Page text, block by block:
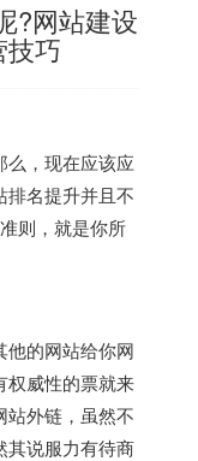
?网站建设
巧
么，现在应该应
排名提升并且不
则，就是你所
他的网站给你网
权威性的票就来
站外链，虽然不
其说服力有待商